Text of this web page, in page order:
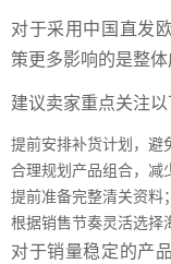
对于采用中国直发
策更多影响的是整
建议卖家重点关注以
提前安排补货计划，避
合理规划产品组合，减
提前准备完整清关资料；
根据销售节奏灵活选择
对于销量稳定的产